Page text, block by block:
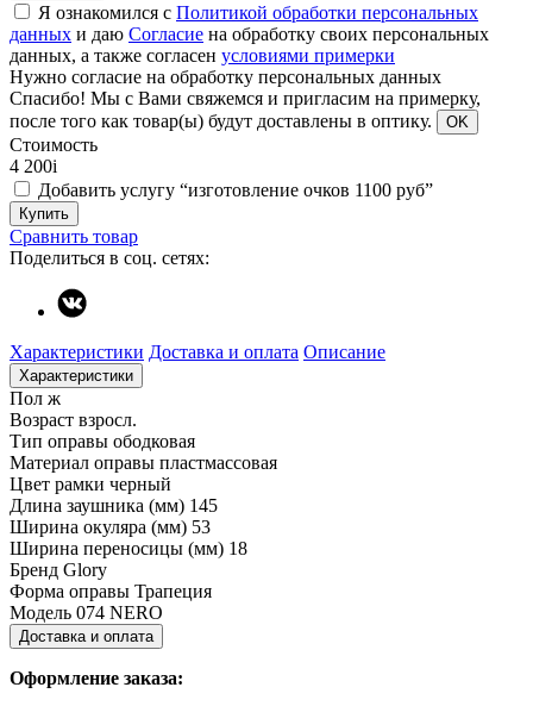
Я ознакомился с Политикой обработки персональных
данных и даю Согласие на обработку своих персональных
данных, а также согласен условиями примерки
Нужно согласие на обработку персональных данных
Спасибо! Мы с Вами свяжемся и пригласим на примерку,
после того как товар(ы) будут доставлены в оптику.
OK
Стоимость
4 200i
Добавить услугу “изготовление очков 1100 руб”
Купить
Сравнить товар
Поделиться в соц. сетях:
Характеристики Доставка и оплата Описание
Характеристики
Пол ж
Возраст взросл.
Тип оправы ободковая
Материал оправы пластмассовая
Цвет рамки черный
Длина заушника (мм) 145
Ширина окуляра (мм) 53
Ширина переносицы (мм) 18
Бренд Glory
Форма оправы Трапеция
Модель 074 NERO
Доставка и оплата
Оформление заказа: